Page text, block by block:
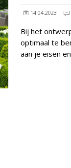
14.04.2023
Bij het
optimaal te
aan je eisen